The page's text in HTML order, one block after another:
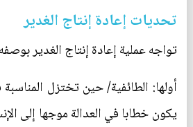
تحديات إعادة إنتاج الغدير
تواجه عملية إعادة إنتاج الغدير
أولها: الطائفية/ حين تختزل
يكون خطابا في العدالة موجها إلى